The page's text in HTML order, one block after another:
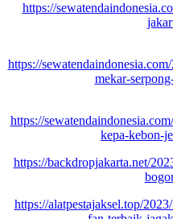
https://
https://
mekar-
https://
kepa-kebon-
https://backdropjakarta.net/
https://alatpestajaksel.top/